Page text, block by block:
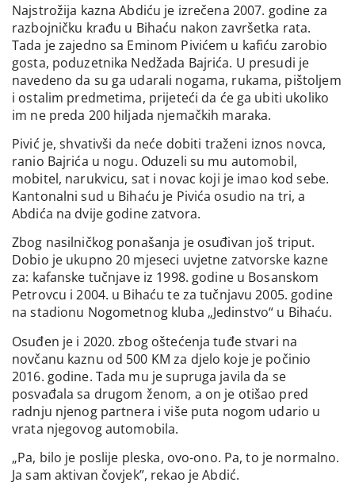
Najstrožija kazna Abdiću je izrečena 2007. godine za
razbojničku krađu u Bihaću nakon završetka rata.
Tada je zajedno sa Eminom Pivićem u kafiću zarobio
gosta, poduzetnika Nedžada Bajrića. U presudi je
navedeno da su ga udarali nogama, rukama, pištoljem
i ostalim predmetima, prijeteći da će ga ubiti ukoliko
im ne preda 200 hiljada njemačkih maraka.
Pivić je, shvativši da neće dobiti traženi iznos novca,
ranio Bajrića u nogu. Oduzeli su mu automobil,
mobitel, narukvicu, sat i novac koji je imao kod sebe.
Kantonalni sud u Bihaću je Pivića osudio na tri, a
Abdića na dvije godine zatvora.
Zbog nasilničkog ponašanja je osuđivan još triput.
Dobio je ukupno 20 mjeseci uvjetne zatvorske kazne
za: kafanske tučnjave iz 1998. godine u Bosanskom
Petrovcu i 2004. u Bihaću te za tučnjavu 2005. godine
na stadionu Nogometnog kluba „Jedinstvo“ u Bihaću.
Osuđen je i 2020. zbog oštećenja tuđe stvari na
novčanu kaznu od 500 KM za djelo koje je počinio
2016. godine. Tada mu je supruga javila da se
posvađala sa drugom ženom, a on je otišao pred
radnju njenog partnera i više puta nogom udario u
vrata njegovog automobila.
„Pa, bilo je poslije pleska, ovo-ono. Pa, to je normalno.
Ja sam aktivan čovjek”, rekao je Abdić.